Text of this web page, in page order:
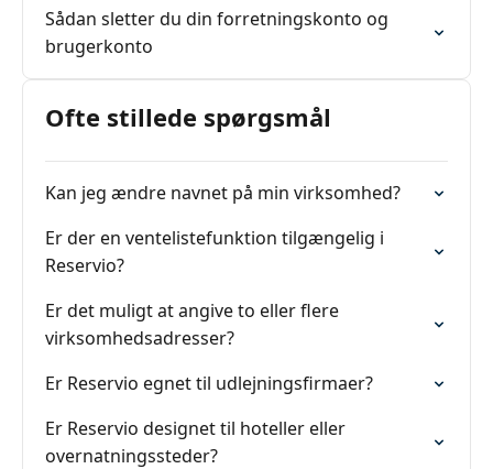
Sådan sletter du din forretningskonto og
brugerkonto
Ofte stillede spørgsmål
Kan jeg ændre navnet på min virksomhed?
Er der en ventelistefunktion tilgængelig i
Reservio?
Er det muligt at angive to eller flere
virksomhedsadresser?
Er Reservio egnet til udlejningsfirmaer?
Er Reservio designet til hoteller eller
overnatningssteder?